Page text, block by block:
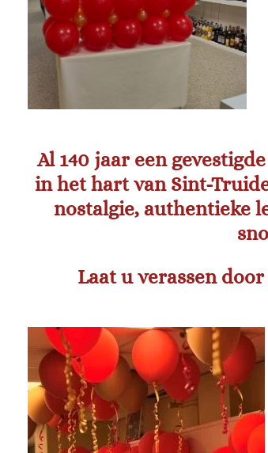
Al 140 jaar een
in het hart van Sint-
nostalgie, authentieke
Laat u verassen